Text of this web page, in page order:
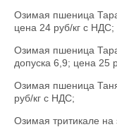
Озимая пшеница
цена 24 руб/кг с НДС;
Озимая пшеница
допуска 6,9; цена 25
Озимая пшеница
руб/кг с НДС;
Озимая тритикале на